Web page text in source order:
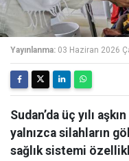
Yayınlanma: 03 Haziran 2026
Sudan’da üç yılı
yalnızca silahların
sağlık sistemi